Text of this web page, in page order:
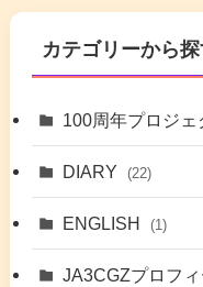
カテゴリーから
100周年プロジェ
DIARY (22)
ENGLISH (1)
JA3CGZプロフ